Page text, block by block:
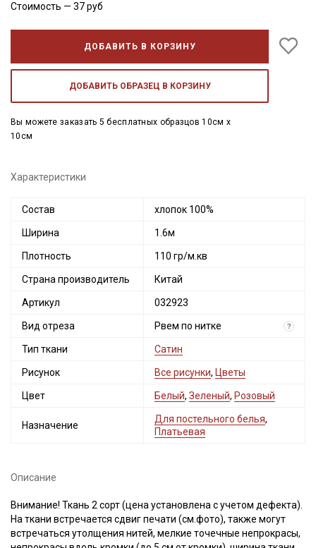
Стоимость — 37руб
ДОБАВИТЬ В КОРЗИНУ
ДОБАВИТЬ ОБРАЗЕЦ В КОРЗИНУ
Вы можете заказать 5 бесплатных образцов 10см x
10см
Характеристики
Состав хлопок 100%
Ширина 1.6м
Плотность 110 гр/м.кв
Страна производитель Китай
Артикул 032923
Вид отреза Рвем по нитке ?
Тип ткани Сатин
Рисунок Все рисунки, Цветы
Цвет Белый, Зеленый, Розовый
Назначение
Для постельного белья,
Платьевая
Описание
Внимание! Ткань 2 сорт (цена установлена с учетом дефекта).
На ткани встречается сдвиг печати (см.фото), также могут
встречаться утолщения нитей, мелкие точечные непрокрасы,